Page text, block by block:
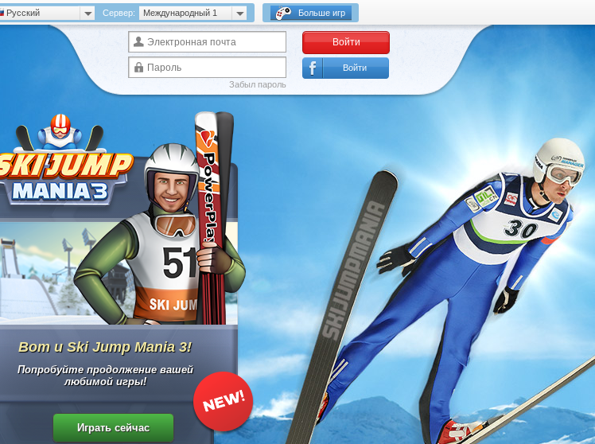
Русский Сервер: Международный 1 Больше игр
Забыл пароль
Войти
Войти
Вот и Ski Jump Mania 3!
Попробуйте продолжение вашей
любимой игры!